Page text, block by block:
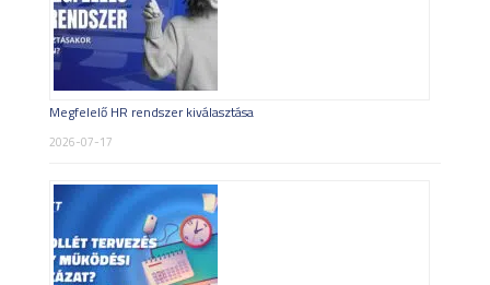
Megfelelő HR rendszer kiválasztása
2026-07-17